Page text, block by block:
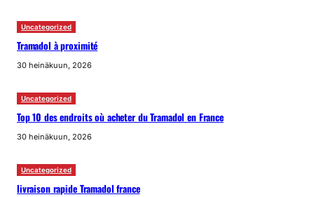
Uncategorized
Tramadol à proximité
30 heinäkuun, 2026
Uncategorized
Top 10 des endroits où acheter du Tramadol en France
30 heinäkuun, 2026
Uncategorized
livraison rapide Tramadol france